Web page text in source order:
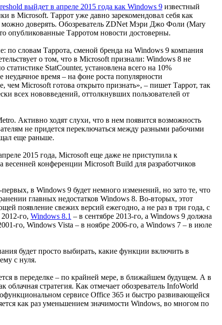
выйдет в апреле 2015 года как Windows 9 известный
в Microsoft. Таррот уже давно зарекомендовал себя как
доверять. Обозреватель ZDNet Мэри Джо Фоли (Mary
опубликованные Тарротом новости достоверны.
словам Таррота, сменой бренда на Windows 9 компания
о том, что в Microsoft признали: Windows 8 не
StatCounter, установлена всего на 10%
время – на фоне роста популярности
Microsoft готова открыто признать», – пишет Таррот, так
всех нововведений, оттолкнувших пользователей от
Активно ходят слухи, что в нем появится возможность
не придется переключаться между разными рабочими
еще раньше.
2015 года, Microsoft еще даже не приступила к
весенней конференции Microsoft Build для разработчиков
в Windows 9 будет немного изменений, но зато те, что
главных недостатков Windows 8. Во-вторых, этот
появление свежих версий ежегодно, а не раз в три года, с
го, Windows 8.1 – в сентябре 2013-го, а Windows 9 должна
го, Windows Vista – в ноябре 2006-го, а Windows 7 – в июле
будет просто выбирать, какие функции включить в
с нуля.
в переделке – по крайней мере, в ближайшем будущем. А в
стратегия. Как отмечает обозреватель InfoWorld
сервисе Office 365 и быстро развивающейся
как раз уменьшением значимости Windows, во многом по